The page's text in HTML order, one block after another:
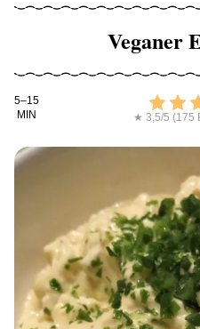
Veganer
Kochdauer
5–15
MIN
★ 3,5/5 (175